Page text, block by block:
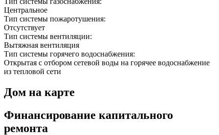
Центральное
Тип системы пожаротушения:
Отсутствует
Тип системы вентиляции:
Вытяжная вентиляция
Тип системы горячего водоснабжения:
Открытая с отбором сетевой воды на горячее водоснабжение
из тепловой сети
Дом на карте
Финансирование капитального
ремонта